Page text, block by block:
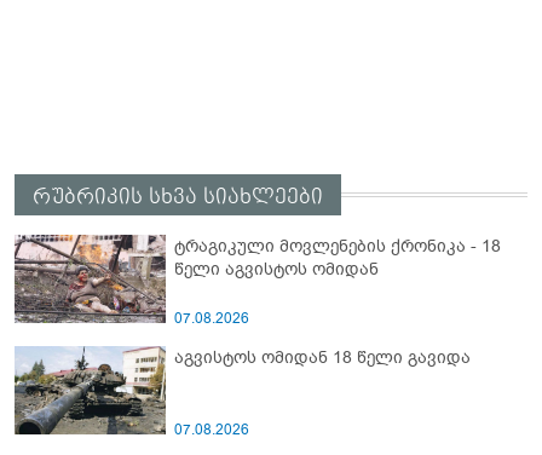
რუბრიკის სხვა სიახლეები
ტრაგიკული მოვლენების ქრონიკა - 18
წელი აგვისტოს ომიდან
07.08.2026
აგვისტოს ომიდან 18 წელი გავიდა
07.08.2026